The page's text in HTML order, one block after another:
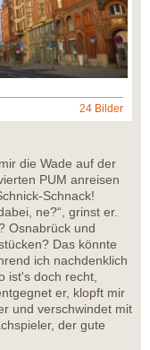
24 Bilder
die Wade auf der
PUM anreisen
Schnack!
ne?“, grinst er.
Osnabrück und
Das könnte
ich nachdenklich
ist's doch recht,
er, klopft mir
und verschwindet mit
der gute